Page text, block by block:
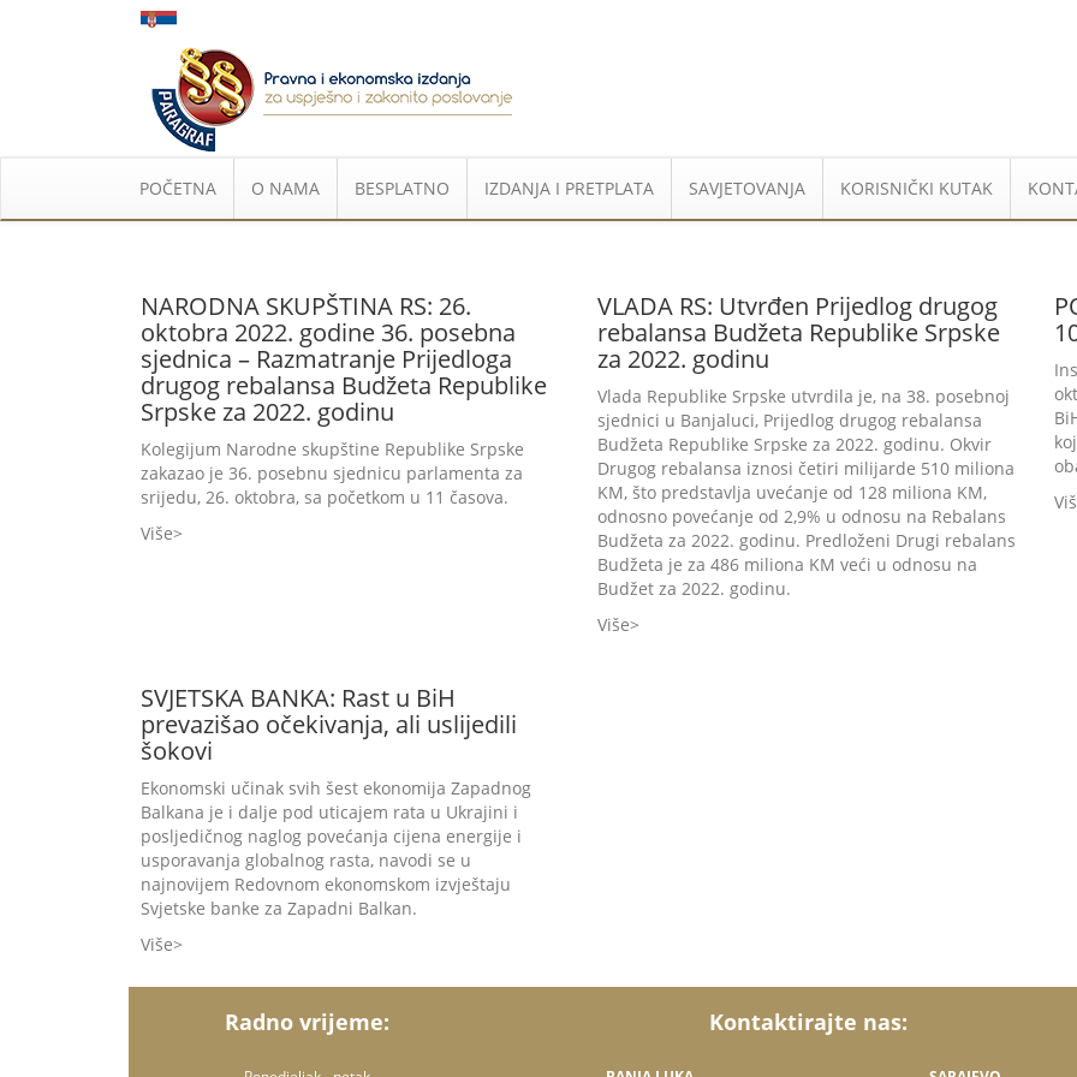
POČETNA O NAMA BESPLATNO IZDANJA I PRETPLATA SAVJETOVANJA KORISNIČKI KUTAK
NARODNA SKUPŠTINA RS: 26.
oktobra 2022. godine 36. posebna
sjednica – Razmatranje Prijedloga
drugog rebalansa Budžeta Republike
Srpske za 2022. godinu
Kolegijum Narodne skupštine Republike Srpske
zakazao je 36. posebnu sjednicu parlamenta za
srijedu, 26. oktobra, sa početkom u 11 časova.
Više
VLADA RS: Utvrđen Prijedlog drugog
rebalansa Budžeta Republike Srpske
za 2022. godinu
Vlada Republike Srpske utvrdila je, na 38. posebnoj
sjednici u Banjaluci, Prijedlog drugog rebalansa
Budžeta Republike Srpske za 2022. godinu. Okvir
Drugog rebalansa iznosi četiri milijarde 510 miliona
KM, što predstavlja uvećanje od 128 miliona KM,
odnosno povećanje od 2,9% u odnosu na Rebalans
Budžeta za 2022. godinu. Predloženi Drugi rebalans
Budžeta je za 486 miliona KM veći u odnosu na
Budžet za 2022. godinu.
Više
SVJETSKA BANKA: Rast u BiH
prevazišao očekivanja, ali uslijedili
šokovi
Ekonomski učinak svih šest ekonomija Zapadnog
Balkana je i dalje pod uticajem rata u Ukrajini i
posljedičnog naglog povećanja cijena energije i
usporavanja globalnog rasta, navodi se u
najnovijem Redovnom ekonomskom izvještaju
Svjetske banke za Zapadni Balkan.
Više
Radno vrijeme: Kontaktirajte nas: